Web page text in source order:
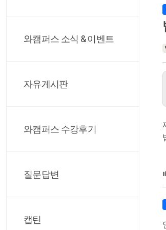
와캠퍼스 소식 & 이벤트
자유게시판
와캠퍼스 수강후기
질문답변
캡틴